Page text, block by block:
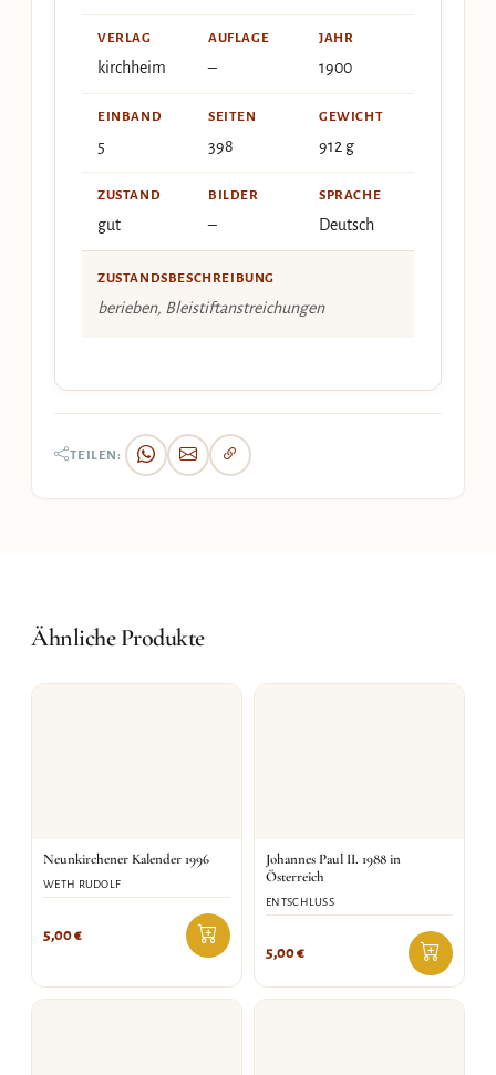
VERLAG
kirchheim
AUFLAGE
–
JAHR
1900
EINBAND
5
SEITEN
398
GEWICHT
912 g
ZUSTAND
gut
BILDER
–
SPRACHE
Deutsch
ZUSTANDSBESCHREIBUNG
berieben, Bleistiftanstreichungen
TEILEN:
Ähnliche Produkte
Neunkirchener Kalender 1996
WETH RUDOLF
5,00€
Johannes Paul II. 1988 in
Österreich
ENTSCHLUSS
5,00€